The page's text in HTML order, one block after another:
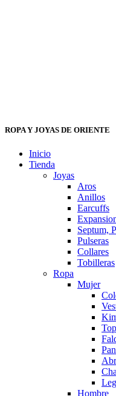
ROPA Y JOYAS DE ORIENTE
Inicio
Tienda
Joyas
Aros
Anillos
Earcuffs
Septum,
Pulseras
Collares
Tobilleras
Ropa
Mujer
Hombre